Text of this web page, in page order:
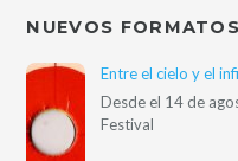
NUEVOS FORMATOS
Entre el cielo y el
Desde el 14 de
Festival